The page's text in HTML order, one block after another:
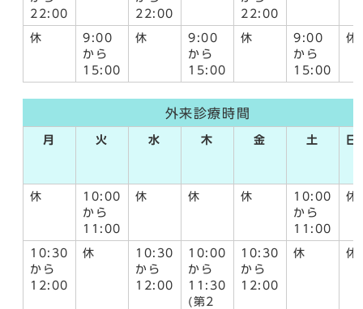
22:00
22:00
22:00
休
9:00
から
15:00
休
9:00
から
15:00
休
9:00
から
15:00
休
外来診療時間
月 火 水 木 金 土 日
休
10:00
から
11:00
休 休 休
10:00
から
11:00
休
10:30
から
12:00
休
10:30
から
12:00
10:00
から
11:30
(第2
10:30
から
12:00
休 休